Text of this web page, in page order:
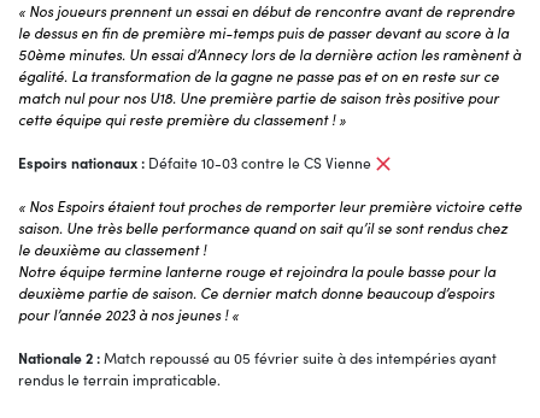
« Nos joueurs prennent un essai en début de rencontre avant de reprendre
le dessus en fin de première mi-temps puis de passer devant au score à la
50ème minutes. Un essai d’Annecy lors de la dernière action les ramènent à
égalité. La transformation de la gagne ne passe pas et on en reste sur ce
match nul pour nos U18. Une première partie de saison très positive pour
cette équipe qui reste première du classement ! »
Espoirs nationaux : Défaite 10-03 contre le CS Vienne
« Nos Espoirs étaient tout proches de remporter leur première victoire cette
saison. Une très belle performance quand on sait qu’il se sont rendus chez
le deuxième au classement !
Notre équipe termine lanterne rouge et rejoindra la poule basse pour la
deuxième partie de saison. Ce dernier match donne beaucoup d’espoirs
pour l’année 2023 à nos jeunes ! «
Nationale 2 :Match repoussé au 05 février suite à des intempéries ayant
rendus le terrain impraticable.